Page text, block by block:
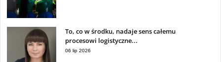
To, co w środku, nadaje sens całemu
procesowi logistyczne...
06 lip 2026